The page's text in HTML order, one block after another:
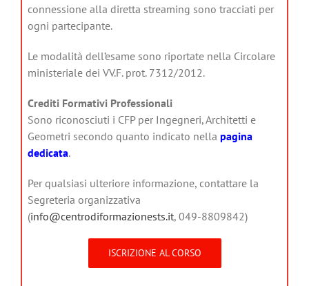
connessione alla diretta streaming sono tracciati per
ogni partecipante.
Le modalità dell’esame sono riportate nella Circolare
ministeriale dei VV.F. prot. 7312/2012.
Crediti Formativi Professionali
Sono riconosciuti i CFP per Ingegneri, Architetti e
Geometri secondo quanto indicato nella pagina
dedicata.
Per qualsiasi ulteriore informazione, contattare la
Segreteria organizzativa
(info@centrodiformazionests.it, 049-8809842)
ISCRIZIONE AL CORSO